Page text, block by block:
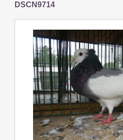
DSCN9714